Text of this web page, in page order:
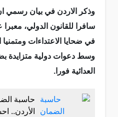
وذكر الاردن في بيان رسمي
سافرا للقانون الدولي،
في ضحايا الاعتداءات
وسط دعوات دولية متزايدة
العدائية فورا.
حاسبة
الأردن..